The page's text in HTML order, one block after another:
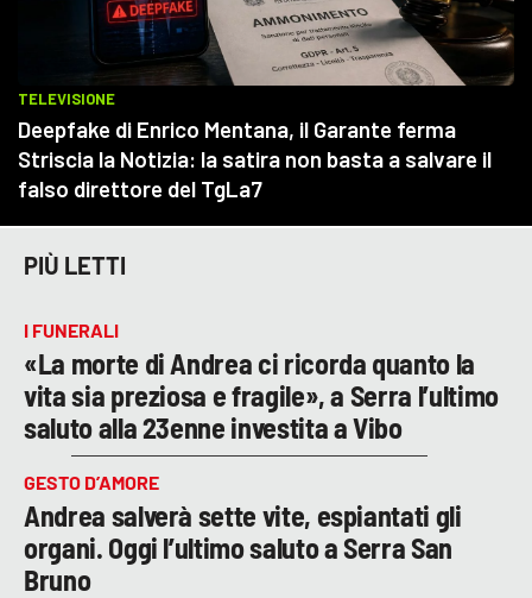
PIÙ LETTI
I FUNERALI
«La morte di Andrea ci ricorda quanto la
vita sia preziosa e fragile», a Serra l’ultimo
saluto alla 23enne investita a Vibo
GESTO D’AMORE
Andrea salverà sette vite, espiantati gli
organi. Oggi l’ultimo saluto a Serra San
Bruno